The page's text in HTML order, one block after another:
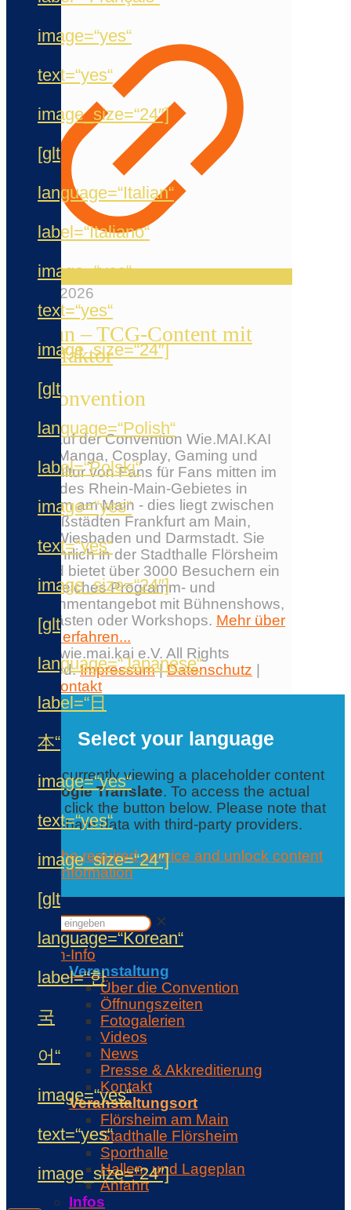
image=“yes“
text=“yes“
image_size=“24″]
[glt
language=“Italian“
label=“Italiano“
image=“yes“
text=“yes“
image_size=“24″]
[glt
language=“Polish“
label=“Polski“
image=“yes“
text=“yes“
image_size=“24″]
[glt
language=“Japanese“
label=“日
本“
image=“yes“
text=“yes“
image_size=“24″]
[glt
language=“Korean“
label=“한
국
어“
image=“yes“
text=“yes“
image_size=“24″]
12. Mai 2026
Reelfun – TCG-Content mit
Chaosfaktor
Die Convention
Erlebe auf der Convention Wie.MAI.KAI
Anime, Manga, Cosplay, Gaming und
Japankultur von Fans für Fans mitten im
Herzen des Rhein-Main-Gebietes in
Flörsheim am Main - dies liegt zwischen
den Großstädten Frankfurt am Main,
Mainz, Wiesbaden und Darmstadt. Sie
findet jährlich in der Stadthalle Flörsheim
statt und bietet über 3000 Besuchern ein
umfangreiches Programm- und
Entertainmentangebot mit Bühnenshows,
Ehrengästen oder Workshops. Mehr über
die Con erfahren...
© 2026 wie.mai.kai e.V. All Rights
Reserved.Impressum|Datenschutz
Kontakt
Select your language
You are currently viewing a placeholder content
fromGoogle Translate. To access the actual
content, click the button below. Please note that
this will share data with third-party providers.
Accept the required service and unlock content
Further information
Contact
✕
Con-Info
Veranstaltung
Über die Convention
Öffnungszeiten
Fotogalerien
Videos
News
Presse & Akkreditierung
Kontakt
Veranstaltungsort
Flörsheim am Main
Stadthalle Flörsheim
Sporthalle
Hallen- und Lageplan
Anfahrt
Infos